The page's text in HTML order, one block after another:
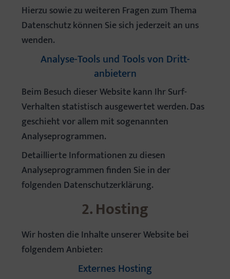
Hierzu sowie zu weiteren Fragen zum Thema
Datenschutz können Sie sich jederzeit an uns
wenden.
Analyse-Tools und Tools von Dritt­
anbietern
Beim Besuch dieser Website kann Ihr Surf-
Verhalten statistisch ausgewertet werden. Das
geschieht vor allem mit sogenannten
Analyseprogrammen.
Detaillierte Informationen zu diesen
Analyseprogrammen finden Sie in der
folgenden Datenschutzerklärung.
2. Hosting
Wir hosten die Inhalte unserer Website bei
folgendem Anbieter:
Externes Hosting